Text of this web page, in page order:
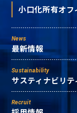
小口化所有オフ
News
最新情報
Sustainability
サスティナビリテ
Recruit